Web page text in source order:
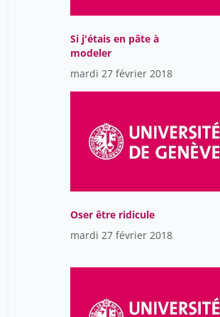
Si j'étais en pâte à
modeler
mardi 27 février 2018
Oser être ridicule
mardi 27 février 2018